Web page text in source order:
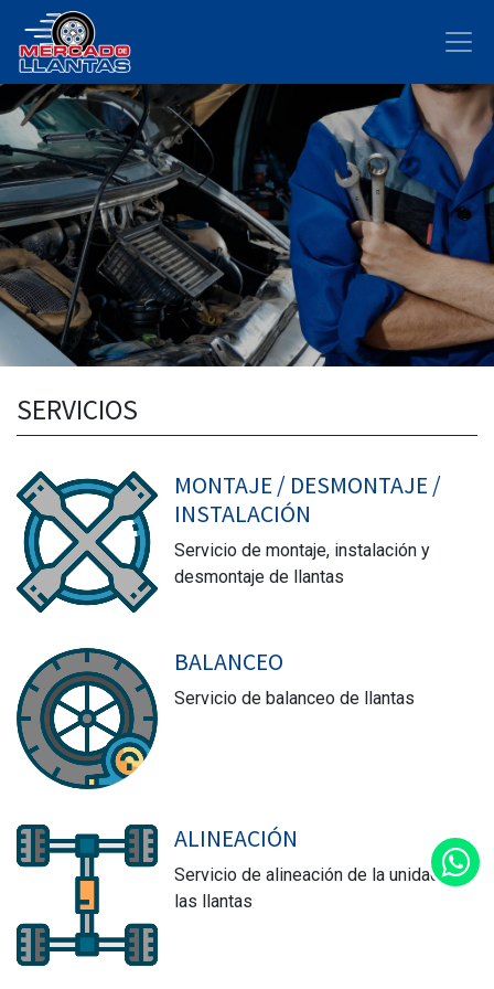
SERVICIOS
MONTAJE / DESMONTAJE /
INSTALACIÓN
Servicio de montaje, instalación y
desmontaje de llantas
BALANCEO
Servicio de balanceo de llantas
ALINEACIÓN
Servicio de alineación de la unidad y
las llantas